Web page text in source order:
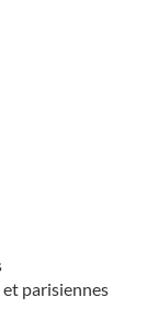
parisiennes